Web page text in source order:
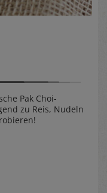
Pak Choi-
zu Reis, Nudeln